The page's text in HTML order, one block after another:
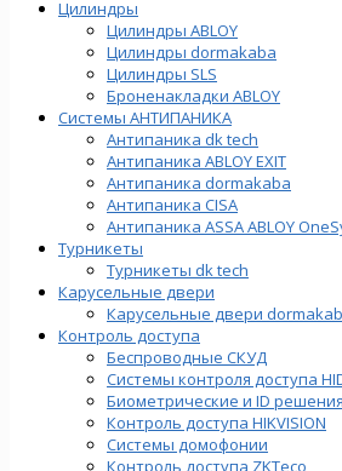
Цилиндры
Цилиндры ABLOY
Цилиндры dormakaba
Цилиндры SLS
Броненакладки ABLOY
Системы АНТИПАНИКА
Антипаника dk tech
Антипаника ABLOY EXIT
Антипаника dormakaba
Антипаника СISA
Антипаника ASSA ABLOY
Турникеты
Турникеты dk tech
Карусельные двери
Карусельные двери
Контроль доступа
Беспроводные СКУД
Системы контроля доступа
Биометрические и ID
Контроль доступа HIKVISION
Системы домофонии
Контроль доступа ZKTeco